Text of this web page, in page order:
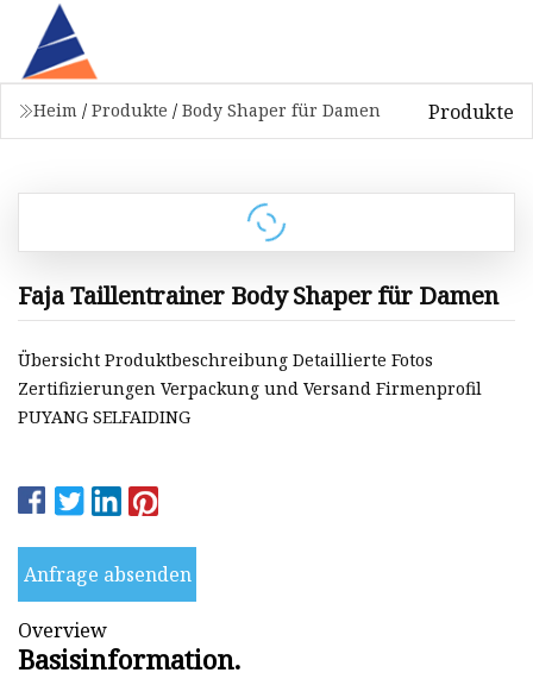
Heim / Produkte / Body Shaper für Damen Produkte
Faja Taillentrainer Body Shaper für Damen
Übersicht Produktbeschreibung Detaillierte Fotos
Zertifizierungen Verpackung und Versand Firmenprofil
PUYANG SELFAIDING
Anfrage absenden
Overview
Basisinformation.